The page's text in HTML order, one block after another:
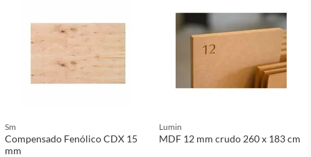
Sm
Compensado Fenólico CDX 15
mm
Lumin
MDF 12 mm crudo 260 x 183 cm